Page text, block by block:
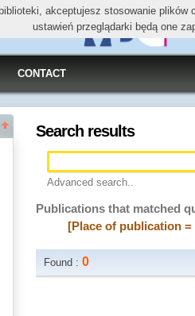
CONTACT
Search results
Advanced search..
Publications that matched
[Place of publication
Found :0
akceptujesz stosowanie
ustawień przeglądarki będą one